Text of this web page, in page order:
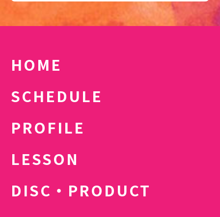
HOME
SCHEDULE
PROFILE
LESSON
DISC・PRODUCT